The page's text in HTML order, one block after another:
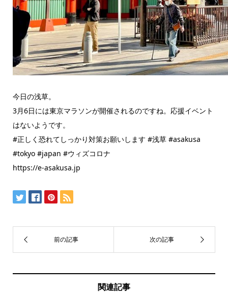
今日の浅草。
3月6日には東京マラソンが開催されるのですね。応援イベント
はないようです。
#正しく恐れてしっかり対策お願いします #浅草 #asakusa
#tokyo #japan #ウィズコロナ
https://e-asakusa.jp
関連記事